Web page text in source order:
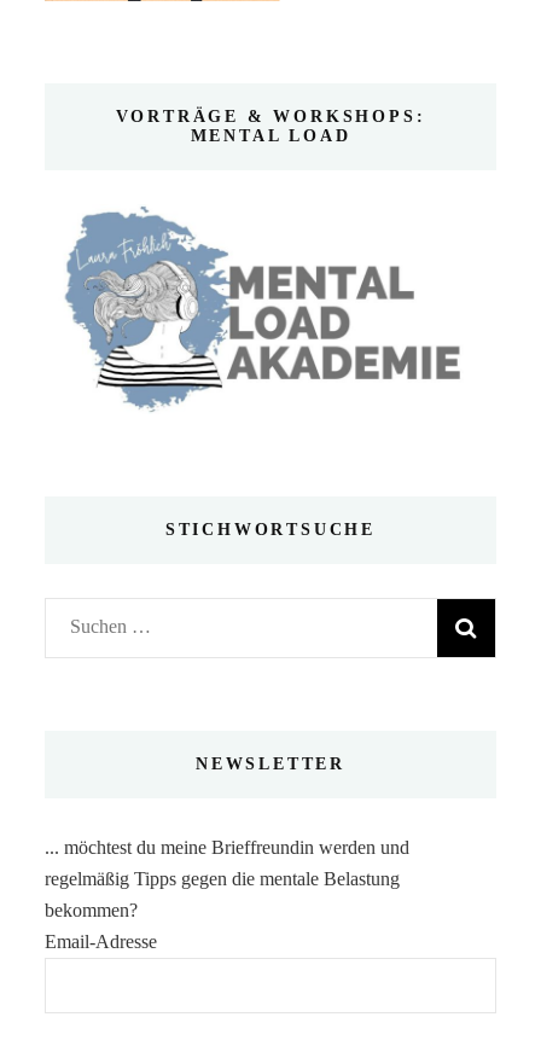
VORTRÄGE & WORKSHOPS:
MENTAL LOAD
STICHWORTSUCHE
Suchen
nach:
NEWSLETTER
... möchtest du meine Brieffreundin werden und
regelmäßig Tipps gegen die mentale Belastung
bekommen?
Email-Adresse